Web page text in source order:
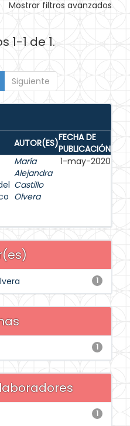
Mostrar filtros avanzados
1-1 de 1.
Siguiente
AUTOR(ES)FECHA DE
PUBLICACIÓN
María
Alejandra
Castillo
Olvera
1-may-2020
1
1
1